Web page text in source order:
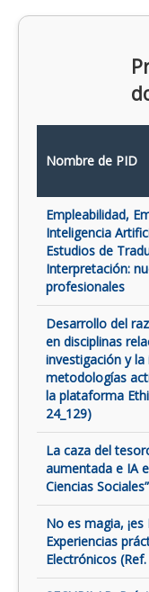
Nombre de PID
Empleabilidad,
Inteligencia
Estudios de
Interpretación:
profesionales
Desarrollo del
en disciplinas
investigación y
metodologías
la plataforma
24_129)
La caza del
aumentada e IA
Ciencias
No es magia, ¡es
Experiencias
Electrónicos